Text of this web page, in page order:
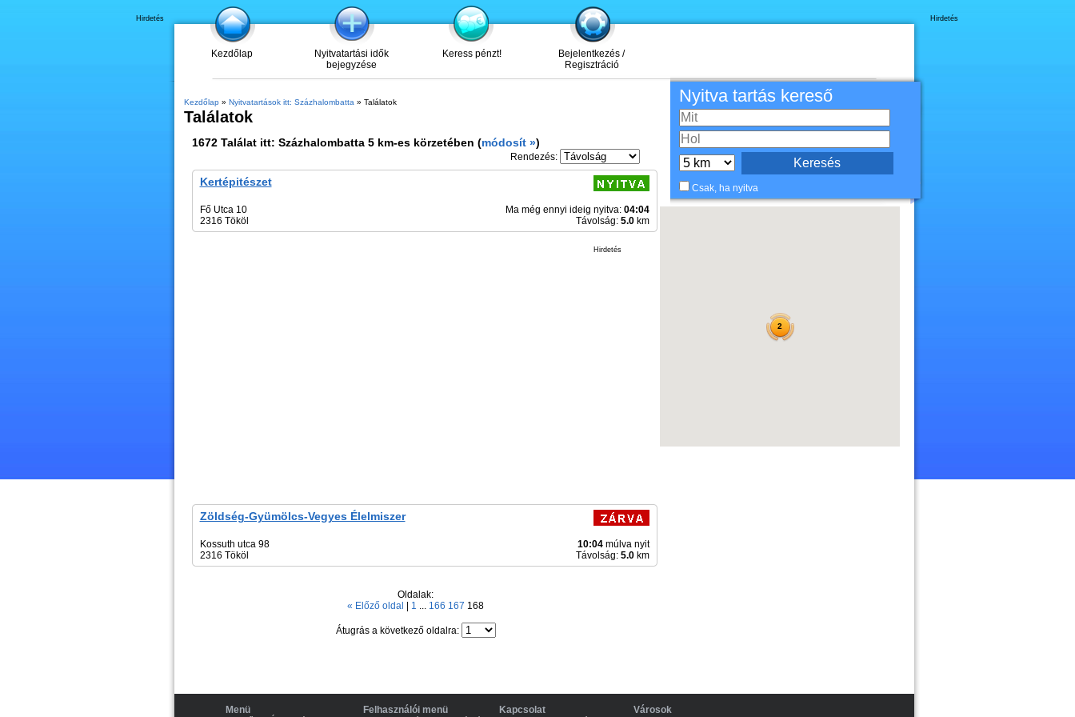
Kezdőlap
Nyitvatartási idők
bejegyzése
Keress pénzt!
Bejelentkezés /
Regisztráció
Hirdetés
Kezdőlap» Nyitvatartások itt: Százhalombatta » Találatok
Találatok
1672Találat itt: Százhalombatta5 km-es körzetében (módosít »)
Rendezés:
Kertépitészet
Fő Utca 10
2316 Tököl
Ma még ennyi ideig nyitva: 04:04
Távolság: 5.0km
Hirdetés
Zöldség-Gyümölcs-Vegyes Élelmiszer
Kossuth utca 98
2316 Tököl
10:04múlva nyit
Távolság: 5.0km
Oldalak:
« Előző oldal
1 ... 166 167 168
Átugrás a következő oldalra:
Hirdetés
Nyitva tartás kereső
Csak, ha nyitva
2
Menü
Felhasználói menü
Kapcsolat
Városok